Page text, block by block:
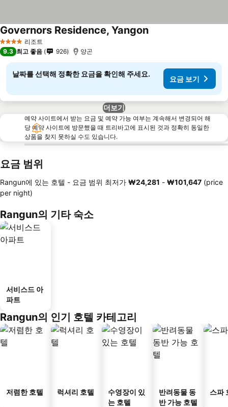
4 성급 리조트
Governors Residence, Yangon
9.3 최고 좋음 926 양곤
날짜를 선택해 정확한 요금을 확인해 주세요.
요금 보기
더보기
예약 사이트에서 받는 요금 및 예약 가능 여부는 계속해서 변경되어 해
당 예약 사이트에 방문했을 때 트리바고에 표시된 것과 정확히 동일한
상품을 찾지 못하실 수도 있습니다.
요금 범위
Rangun에 있는 호텔 - 요금 범위 최저가 ‎₩24,281 - ‎₩101,647 (price
per night)
Rangun의 기타 숙소
서비스드 아
파트
Rangun의 인기 호텔 카테고리
저렴한 호텔 럭셔리 호텔
수영장이 있
는 호텔
반려동물 동
반 가능 호텔
스파